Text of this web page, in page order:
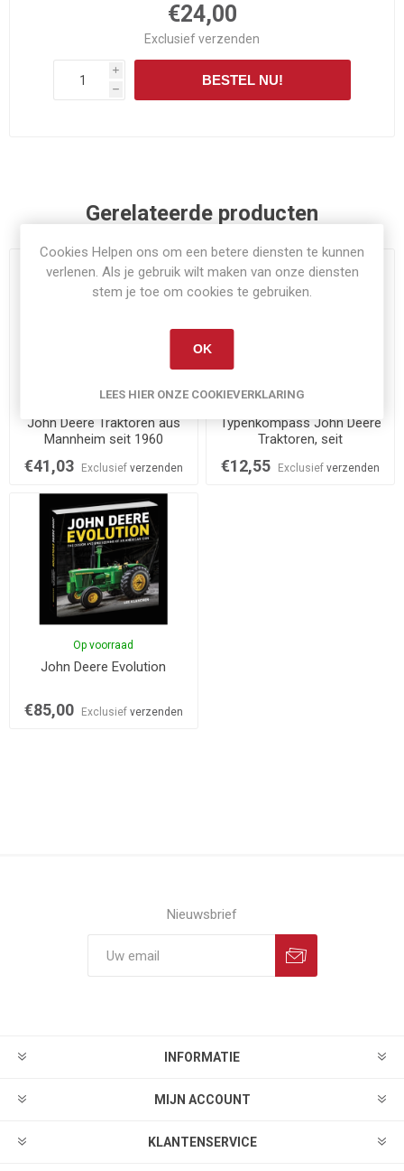
€24,00
Exclusiefverzenden
i
h
BESTEL NU!
Gerelateerde producten
Niet op voorraad
John Deere Traktoren aus
Mannheim seit 1960
€41,03 Exclusief verzenden
Op voorraad
Typenkompass John Deere
Traktoren, seit
€12,55 Exclusiefverzenden
Op voorraad
John Deere Evolution
€85,00 Exclusief verzenden
Nieuwsbrief
INFORMATIE
MIJN ACCOUNT
KLANTENSERVICE
Cookies Helpen ons om een betere diensten te kunnen
verlenen. Als je gebruik wilt maken van onze diensten
stem je toe om cookies te gebruiken.
OK
LEES HIER ONZE COOKIEVERKLARING